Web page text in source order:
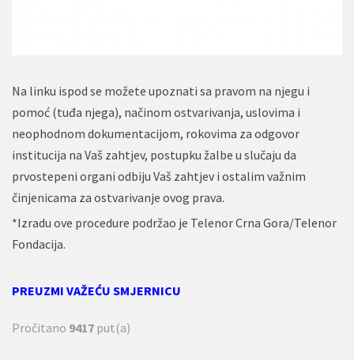
Na linku ispod se možete upoznati sa pravom na njegu i
pomoć (tuđa njega), načinom ostvarivanja, uslovima i
neophodnom dokumentacijom, rokovima za odgovor
institucija na Vaš zahtjev, postupku žalbe u slučaju da
prvostepeni organi odbiju Vaš zahtjev i ostalim važnim
činjenicama za ostvarivanje ovog prava.
*Izradu ove procedure podržao je Telenor Crna Gora/Telenor
Fondacija.
PREUZMI VAŽEĆU SMJERNICU
Pročitano 9417 put(a)